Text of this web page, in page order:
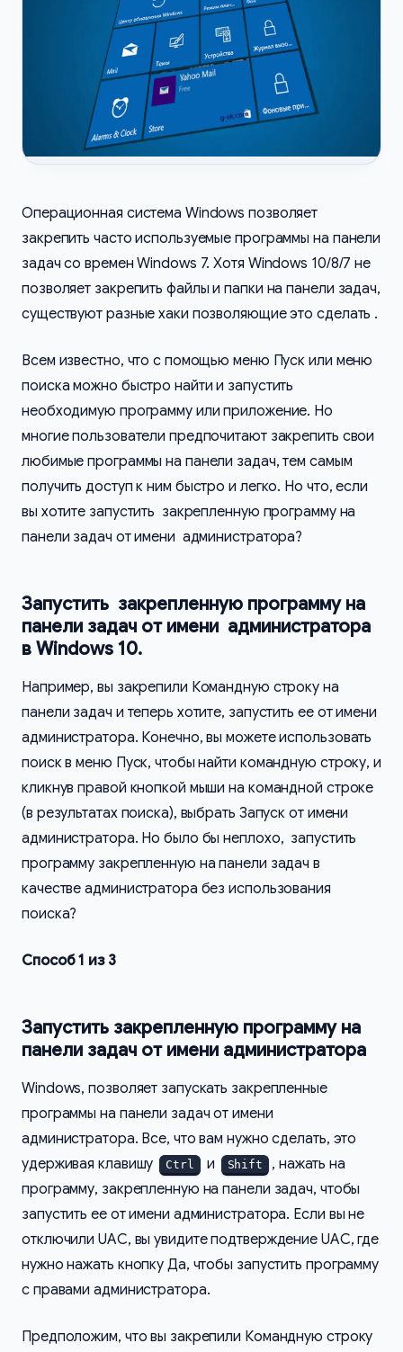
Операционная система Windows позволяет
закрепить часто используемые программы на панели
задач со времен Windows 7. Хотя Windows 10/8/7 не
позволяет закрепить файлы и папки на панели задач,
существуют разные хаки позволяющие это сделать .
Всем известно, что с помощью меню Пуск или меню
поиска можно быстро найти и запустить
необходимую программу или приложение. Но
многие пользователи предпочитают закрепить свои
любимые программы на панели задач, тем самым
получить доступ к ним быстро и легко. Но что, если
вы хотите запустить закрепленную программу на
панели задач от имени администратора?
Запустить закрепленную программу на
панели задач от имени администратора
в Windows 10.
Например, вы закрепили Командную строку на
панели задач и теперь хотите, запустить ее от имени
администратора. Конечно, вы можете использовать
поиск в меню Пуск, чтобы найти командную строку, и
кликнув правой кнопкой мыши на командной строке
(в результатах поиска), выбрать Запуск от имени
администратора. Но было бы неплохо, запустить
программу закрепленную на панели задач в
качестве администратора без использования
поиска?
Способ 1 из 3
Запустить закрепленную программу на
панели задач от имени администратора
Windows, позволяет запускать закрепленные
программы на панели задач от имени
администратора. Все, что вам нужно сделать, это
удерживая клавишу
Ctrl и Shift
, нажать на
программу, закрепленную на панели задач, чтобы
запустить ее от имени администратора. Если вы не
отключили UAC, вы увидите подтверждение UAC, где
нужно нажать кнопку Да, чтобы запустить программу
с правами администратора.
Предположим, что вы закрепили Командную строку